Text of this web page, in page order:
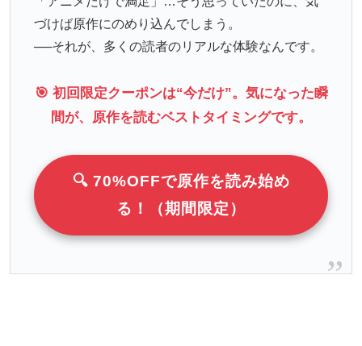
づけば原作にのめり込んでしまう。
──それが、多くの読者のリアルな体験なんです。
🎯 初回限定クーポンは“今だけ”。気になった瞬
間が、原作を読むベストタイミングです。
🔍 70%OFFで原作を読み始め
る！（期間限定）